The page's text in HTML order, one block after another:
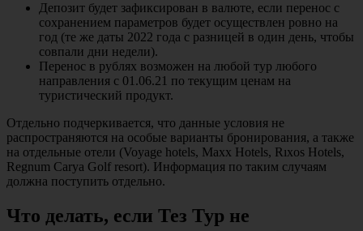
Депозит будет зафиксирован в валюте, если перенос с
сохранением параметров будет осуществлен ровно на
год (те же даты 2022 года с разницей в один день, чтобы
совпали дни недели).
Перенос в рублях возможен на любой тур любого
направления с 01.06.21 по текущим ценам на
туристический продукт.
Отдельно подчеркивается, что данные условия не
распространяются на особые варианты бронирования, а также
на отдельные отели (Voyage hotels, Maxx Hotels, Rıxos Hotels,
Regnum Carya Golf resort). Информация по таким случаям
должна поступить отдельно.
Что делать, если Тез Тур не